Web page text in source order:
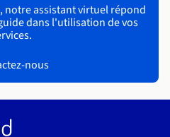
notre assistant virtuel répond
dans l'utilisation de vos
nous